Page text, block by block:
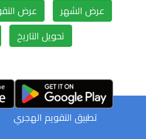
عرض الشهر عرض
تحويل التاريخ
تطبيق التقويم الهجري